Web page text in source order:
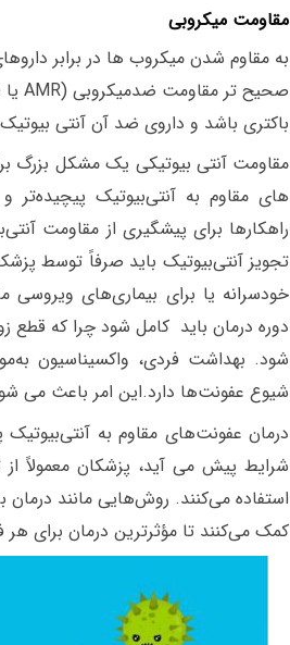
مقاومت میکروبی
به مقاوم شدن میکروب ها در برابر
باکتری باشد و داروی ضد آن آنتی
مقاومت آنتی بیوتیکی یک مشکل بزرگ
های مقاوم به آنتی‌بیوتیک پیچیده‌تر
راهکارها برای پیشگیری از مقاومت
تجویز آنتی‌بیوتیک باید صرفاً توسط
خودسرانه یا برای بیماری‌های ویروسی
دوره درمان باید کامل شود چرا که قطع
شود. بهداشت فردی، واکسیناسیون
شیوع عفونت‌ها دارد.این امر باعث می
درمان عفونت‌های مقاوم به
شرایط پیش می آید، پزشکان معمولاً
استفاده می‌کنند. روش‌هایی مانند
کمک می‌کنند تا مؤثرترین درمان برای